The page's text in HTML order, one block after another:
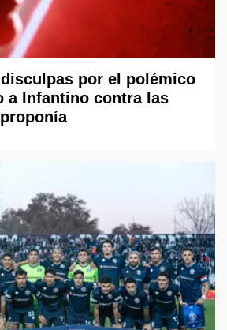
por el polémico
a Infantino contra las